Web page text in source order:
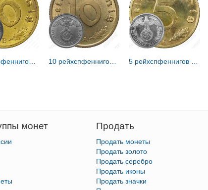
10 рейхспфеннигов 1939 [Германия / Третий рейх]
монет Продать
Продать монеты
Продать золото
Продать серебро
Продать иконы
Продать значки